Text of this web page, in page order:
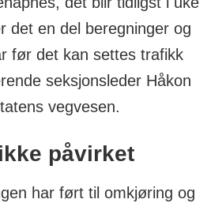
det en del beregninger og
før det kan settes trafikk
seksjonsleder Håkon
vegvesen.
påvirket
har ført til omkjøring og